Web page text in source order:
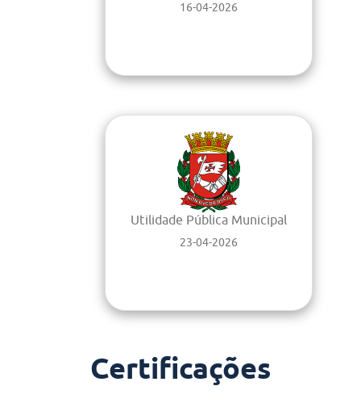
16-04-2026
Utilidade Pública Municipal
23-04-2026
Certificações